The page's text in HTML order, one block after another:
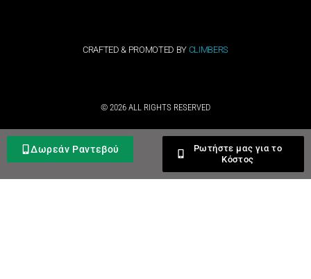
CRAFTED & PROMOTED BY CLIMBERS
© 2026 ALL RIGHTS RESERVED​
Δωρεάν Ραντεβού
Ρωτήστε μας για το
Κόστος